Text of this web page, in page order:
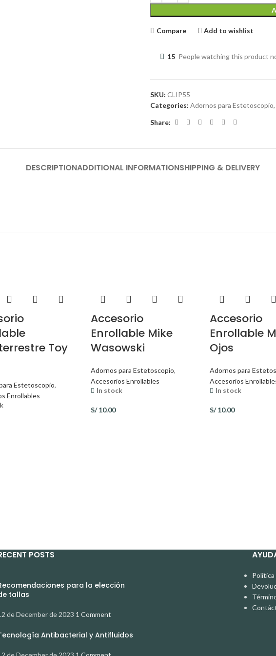
Compare Add to wishlist
15 People watching this product
SKU: CLIP55
Categories: Adornos para Estetoscopio,
Share:
DESCRIPTIONADDITIONAL INFORMATIONSHIPPING & DELIVERY
Toy
Estetoscopio,
Enrollables
Accesorio
Enrollable Mike
Wasowski
Adornos para Estetoscopio,
Accesorios Enrollables
In stock
S/10.00
Accesorio
Enrollable
Ojos
Adornos para
Accesorios
In stock
S/10.00
POSTS
para la elección
tallas
de December de 2023 1 Comment
Antibacterial y Antifluidos
Política